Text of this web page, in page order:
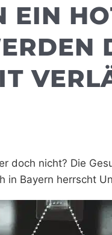
EIN
doch nicht? Die
in Bayern herrscht